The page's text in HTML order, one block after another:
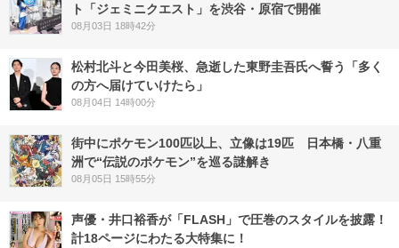
ト「ジェミニクエスト」を渋谷・原宿で開催
08月03日 18時42分
松村北斗と今田美桜、急逝した東野圭吾氏へ誓う「多く
の方へ届けていけたら」
08月04日 14時00分
街中にポケモン100匹以上、立像は19匹 日本橋・八重
洲で“伝説のポケモン”を巡る謎解き
08月05日 15時55分
声優・井口裕香が「FLASH」で圧巻のスタイルを披露！
計18ページにわたる大特集に！